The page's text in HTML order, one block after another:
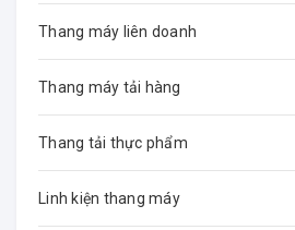
Thang máy liên doanh
Thang máy tải hàng
Thang tải thực phẩm
Linh kiện thang máy